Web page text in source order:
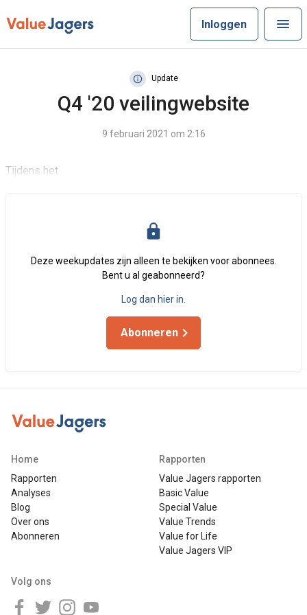
Inloggen
Update
Q4 '20 veilingwebsite
9 februari 2021 om 2:16
Tijdens het
Deze weekupdates zijn alleen te bekijken voor abonnees.
Bent u al geabonneerd?
Log dan hier in.
Abonneren
Home
Rapporten
Analyses
Blog
Over ons
Abonneren
Rapporten
Value Jagers rapporten
Basic Value
Special Value
Value Trends
Value for Life
Value Jagers VIP
Volg ons